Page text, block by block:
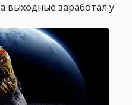
выходные заработал у